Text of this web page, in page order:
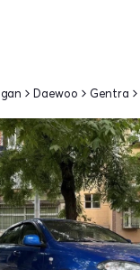
Daewoo Gentra